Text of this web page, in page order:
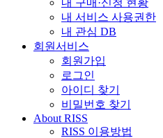
내 서비스 사용권한
내 관심 DB
회원서비스
회원가입
로그인
아이디 찾기
비밀번호 찾기
About RISS
RISS 이용방법